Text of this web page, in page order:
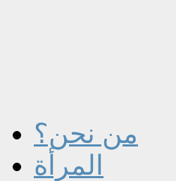
من نحن؟
المرأة